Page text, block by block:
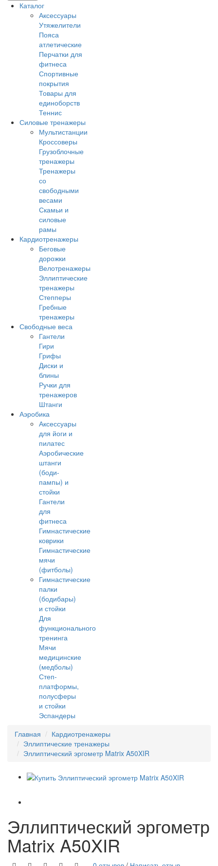
Каталог
Аксессуары
Утяжелители
Пояса
атлетические
Перчатки для
фитнеса
Спортивные
покрытия
Товары для
единоборств
Теннис
Силовые тренажеры
Мультистанции
Кроссоверы
Грузоблочные
тренажеры
Тренажеры
со
свободными
весами
Скамьи и
силовые
рамы
Кардиотренажеры
Беговые
дорожки
Велотренажеры
Эллиптические
тренажеры
Степперы
Гребные
тренажеры
Свободные веса
Гантели
Гири
Грифы
Диски и
блины
Ручки для
тренажеров
Штанги
Аэробика
Аксессуары
для йоги и
пилатес
Аэробические
штанги
(боди-
пампы) и
стойки
Гантели
для
фитнеса
Гимнастические
коврики
Гимнастические
мячи
(фитболы)
Гимнастические
палки
(бодибары)
и стойки
Для
функционального
тренинга
Мячи
медицинские
(медболы)
Степ-
платформы,
полусферы
и стойки
Эспандеры
Главная
Кардиотренажеры
Эллиптические тренажеры
Эллиптический эргометр Matrix A50XIR
Эллиптический эргометр
Matrix A50XIR